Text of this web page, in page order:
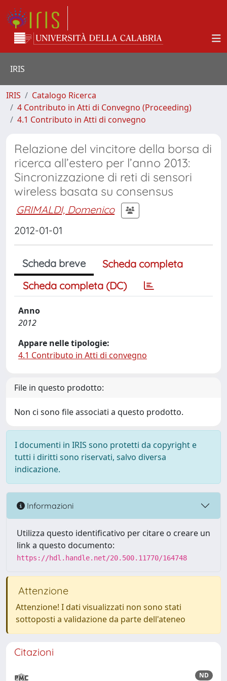
IRIS
IRIS
Catalogo Ricerca
4 Contributo in Atti di Convegno (Proceeding)
4.1 Contributo in Atti di convegno
Relazione del vincitore della borsa di
ricerca all’estero per l’anno 2013:
Sincronizzazione di reti di sensori
wireless basata su consensus
GRIMALDI, Domenico
2012-01-01
Scheda breve
Scheda completa
Scheda completa (DC)
Anno
2012
Appare nelle tipologie:
4.1 Contributo in Atti di convegno
File in questo prodotto:
Non ci sono file associati a questo prodotto.
I documenti in IRIS sono protetti da copyright e
tutti i diritti sono riservati, salvo diversa
indicazione.
Informazioni
Utilizza questo identificativo per citare o creare un
link a questo documento:
https://hdl.handle.net/20.500.11770/164748
Attenzione
Attenzione! I dati visualizzati non sono stati
sottoposti a validazione da parte dell'ateneo
Citazioni
ND